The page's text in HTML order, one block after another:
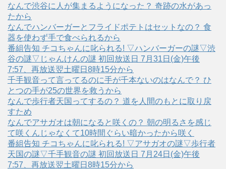
なんで渋谷に人が集まるようになった？ 奇跡の水があっ
たから
なんでハンバーガーとフライドポテトはセットなの？ 食
器を使わず手で食べられるから
番組告知 チコちゃんに叱られる! ▽ハンバーガーの謎▽渋
谷の謎▽じゃんけんの謎 初回放送日 7月31日(金)午後
7:57、再放送翌土曜日8時15分から
千手観音って言ってるのに手が千本ないのはなんで？ ひ
とつの手が25の世界を救うから
なんで歩行者天国ってするの？ 道を人間のもとに取り戻
すため
なんでアサガオは朝になると咲くの？ 朝の明るさを感じ
て咲くんじゃなくて10時間ぐらい暗かったから咲く
番組告知 チコちゃんに叱られる! ▽アサガオの謎▽歩行者
天国の謎▽千手観音の謎 初回放送日 7月24日(金)午後
7:57、再放送翌土曜日8時15分から